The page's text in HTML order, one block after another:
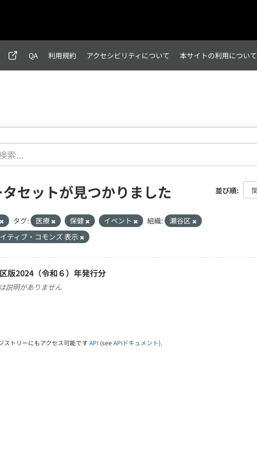
QA 利用規約 アクセシビリティについて 本サイトの利用について
並び順
セットが見つかりました
タグ: 医療 保健 イベント 組織:
瀬谷区
ティブ・コモンズ 表示
版2024（令和６）年発行分
説明がありません
ストリーにもアクセス可能です API (see APIドキュメント).